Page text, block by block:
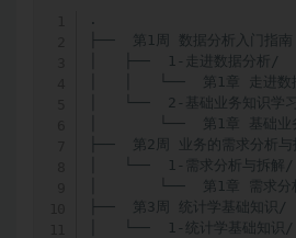
.
├──  第1周 数据分析入门指南
│   ├──  1-走进数据分析/
│   │   └──  第1章 走进数
│   └──  2-基础业务知识学
│       └──  第1章 基础业
├──  第2周 业务的需求分析
│   └──  1-需求分析与拆解/
│       └──  第1章 需求分
├──  第3周 统计学基础知识/
│   └──  1-统计学基础知识/